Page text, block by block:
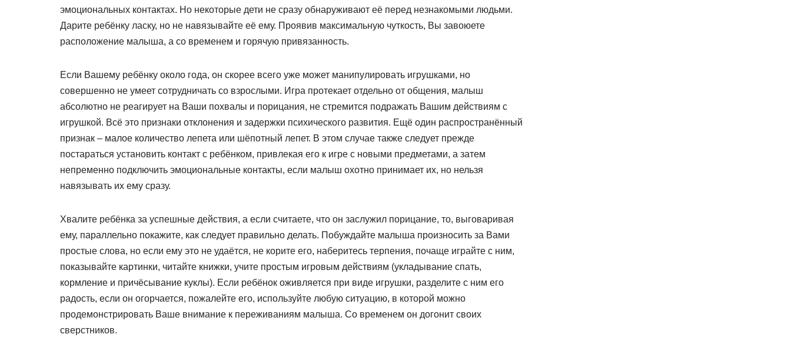
эмоциональных контактах. Но некоторые дети не сразу обнаруживают её перед незнакомыми людьми.
Дарите ребёнку ласку, но не навязывайте её ему. Проявив максимальную чуткость, Вы завоюете
расположение малыша, а со временем и горячую привязанность.
Если Вашему ребёнку около года, он скорее всего уже может манипулировать игрушками, но
совершенно не умеет сотрудничать со взрослыми. Игра протекает отдельно от общения, малыш
абсолютно не реагирует на Ваши похвалы и порицания, не стремится подражать Вашим действиям с
игрушкой. Всё это признаки отклонения и задержки психического развития. Ещё один распространённый
признак – малое количество лепета или шёпотный лепет. В этом случае также следует прежде
постараться установить контакт с ребёнком, привлекая его к игре с новыми предметами, а затем
непременно подключить эмоциональные контакты, если малыш охотно принимает их, но нельзя
навязывать их ему сразу.
Хвалите ребёнка за успешные действия, а если считаете, что он заслужил порицание, то, выговаривая
ему, параллельно покажите, как следует правильно делать. Побуждайте малыша произносить за Вами
простые слова, но если ему это не удаётся, не корите его, наберитесь терпения, почаще играйте с ним,
показывайте картинки, читайте книжки, учите простым игровым действиям (укладывание спать,
кормление и причёсывание куклы). Если ребёнок оживляется при виде игрушки, разделите с ним его
радость, если он огорчается, пожалейте его, используйте любую ситуацию, в которой можно
продемонстрировать Ваше внимание к переживаниям малыша. Со временем он догонит своих
сверстников.